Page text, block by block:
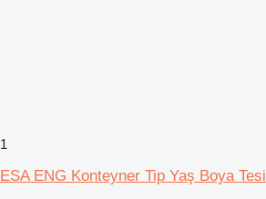
1
ESA ENG Konteyner Tip Yaş Boya